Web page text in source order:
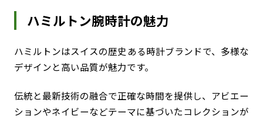
ハミルトン腕時計の魅力
ハミルトンはスイスの歴史ある時計ブランドで、多様な
デザインと高い品質が魅力です。
伝統と最新技術の融合で正確な時間を提供し、アビエー
ションやネイビーなどテーマに基づいたコレクションが